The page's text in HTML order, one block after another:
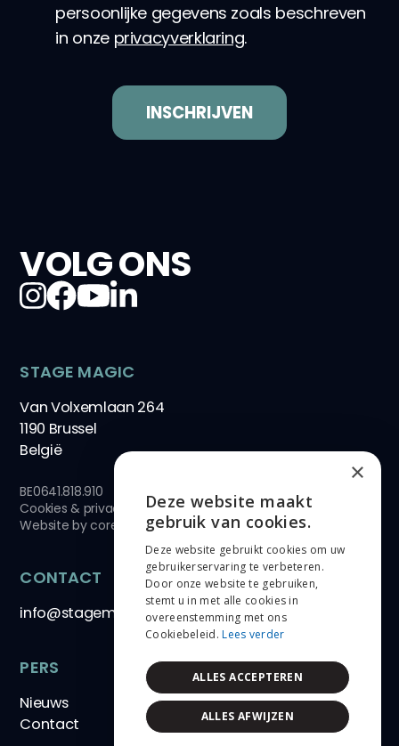
persoonlijke gegevens zoals beschreven
in onze privacyverklaring.
VOLG ONS
STAGE MAGIC
Van Volxemlaan 264
1190 Brussel
België
BE0641.818.910
Cookies & privacy
Website bycore-graphics.be
CONTACT
info@stagemagic.be
PERS
Nieuws
Contact
ENGLISH
NEDERLANDS
FRANÇAIS
×
Deze website maakt
gebruik van cookies.
Deze website gebruikt cookies om uw
gebruikerservaring te verbeteren.
Door onze website te gebruiken,
stemt u in met alle cookies in
overeenstemming met ons
Cookiebeleid. Lees verder
ALLES ACCEPTEREN
ALLES AFWIJZEN